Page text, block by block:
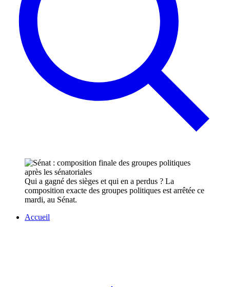
Qui a gagné des sièges et qui en a perdus ? La
composition exacte des groupes politiques est arrêtée ce
mardi, au Sénat.
Accueil